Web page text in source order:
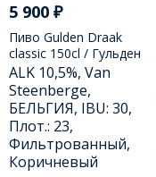
5 900 ₽
Пиво Gulden Draak
classic 150cl / Гульден
драак классический
1500 МЛ
ALK 10,5%, Van
Steenberge,
БЕЛЬГИЯ, IBU: 30,
Плот.: 23,
Фильтрованный,
Коричневый